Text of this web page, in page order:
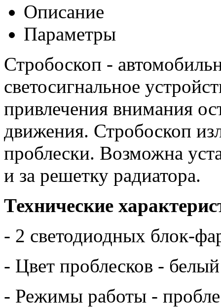
Описание
Параметры
Стробоскоп -
светосигнальное
привлечения внимания
движения. Стробоскоп
проблески. Возможна
и за решетку радиатора.
Технические
- 2 светодиодных блок-
- Цвет проблесков - белый
- Режимы работы -